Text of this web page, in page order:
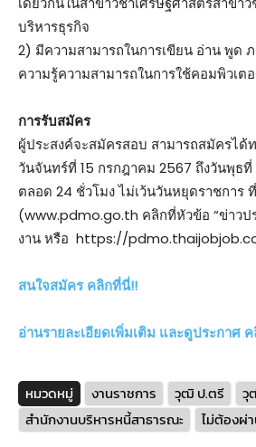
บริหารธุรกิจ
2) มีความสามารถในการเขียน อ่าน พูด
ความรู้ความสามารถในการใช้คอมพิวเต
การรับสมัคร
ผู้ประสงค์จะสมัครสอบ สามารถสมัครได้
วันจันทร์ที่ 15 กรกฎาคม 2567 ถึงวันพุธที่
ตลอด 24 ชั่วโมง ไม่เว้นวันหยุดราชการ
(www.pdmo.go.th คลิกที่หัวข้อ “ข่าวป
งาน หรือ https://
สนใจสมัคร คลิกที่นี่!!
อ่านรายละเอียดเพิ่มเติม และดูประกาศ
หมวดหมู่ งานราชการ วุฒิ ป.ตรี
วุ
สำนักงานบริหารหนี้สาธารณะ
ไม่ต้องผ่